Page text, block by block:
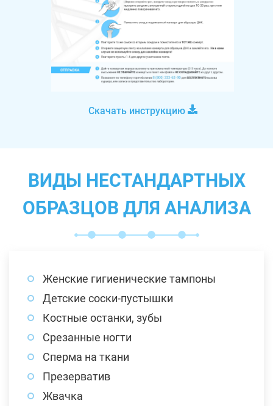
Скачать инструкцию
ВИДЫ НЕСТАНДАРТНЫХ
ОБРАЗЦОВ ДЛЯ АНАЛИЗА
Женские гигиенические тампоны
Детские соски-пустышки
Костные останки, зубы
Срезанные ногти
Сперма на ткани
Презерватив
Жвачка